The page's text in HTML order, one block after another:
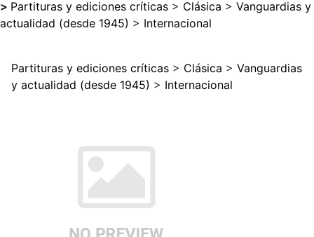
> Partituras y ediciones críticas > Clásica > Vanguardias y
actualidad (desde 1945) > Internacional
Partituras y ediciones críticas > Clásica > Vanguardias
y actualidad (desde 1945) > Internacional